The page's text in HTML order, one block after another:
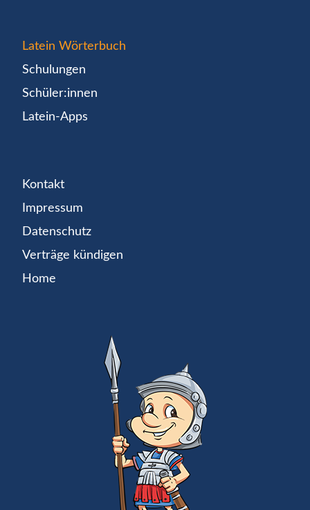
Latein Wörterbuch
Schulungen
Schüler:innen
Latein-Apps
Kontakt
Impressum
Datenschutz
Verträge kündigen
Home